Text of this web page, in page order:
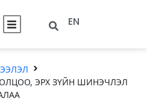
EN
ЭРХ ЗҮЙН ШИНЭЧЛЭЛ